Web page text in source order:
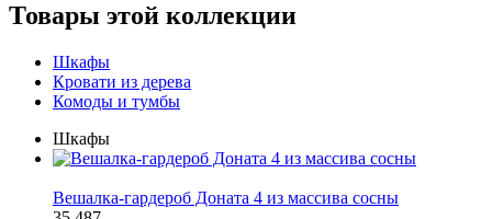
Товары этой коллекции
Шкафы
Кровати из дерева
Комоды и тумбы
Шкафы
Вешалка-гардероб Доната 4 из массива сосны